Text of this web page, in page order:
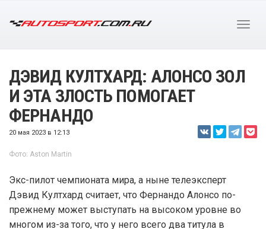
ДЭВИД КУЛТХАРД: АЛОНСО ЗОЛ
И ЭТА ЗЛОСТЬ ПОМОГАЕТ
ФЕРНАНДО
20 мая 2023 в 12:13
Фото: Aston Martin
Экс-пилот чемпионата мира, а ныне телеэксперт
Дэвид Култхард считает, что Фернандо Алонсо по-
прежнему может выступать на высоком уровне во
многом из-за того, что у него всего два титула в